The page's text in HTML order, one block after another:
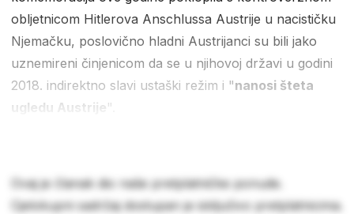
obljetnicom Hitlerova Anschlussa Austrije u nacističku
Njemačku, poslovično hladni Austrijanci su bili jako
uznemireni činjenicom da se u njihovoj državi u godini
2018. indirektno slavi ustaški režim i "nanosi šteta
ugledu Austrije ".
Ovaj je članak dio naše pretplatničke ponude.
Cjelokupni sadržaj dostupan je isključivo pretplatnicima.